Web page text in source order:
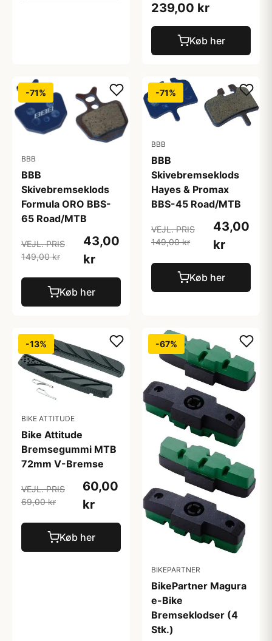
239,00 kr
Køb her
-71%
BBB
BBB
Skivebremseklods
Formula ORO BBS-
65 Road/MTB
VEJL. PRIS
149,00 kr
43,00
kr
Køb her
-71%
BBB
BBB
Skivebremseklods
Hayes & Promax
BBS-45 Road/MTB
VEJL. PRIS
149,00 kr
43,00
kr
Køb her
-13%
BIKE ATTITUDE
Bike Attitude
Bremsegummi MTB
72mm V-Bremse
VEJL. PRIS
69,00 kr
60,00
kr
Køb her
-67%
BIKEPARTNER
BikePartner Magura
e-Bike
Bremseklodser (4
Stk.)